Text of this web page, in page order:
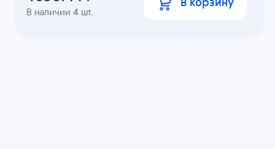
В наличии4 шт.
В корзину